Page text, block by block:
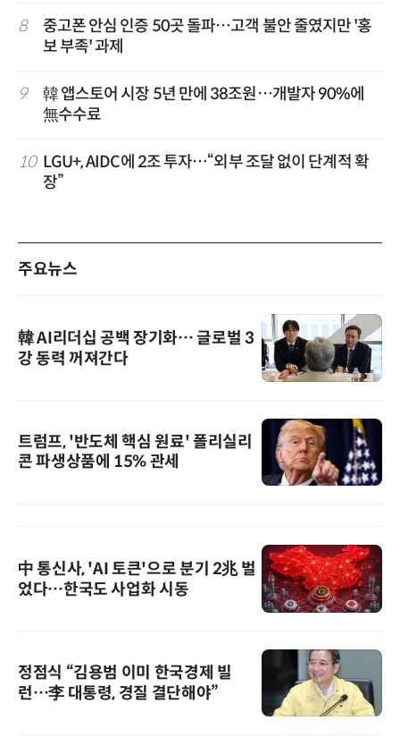
8
중고폰 안심 인증 50곳 돌파…고객 불안 줄였지만 '홍
보 부족' 과제
9
韓 앱스토어 시장 5년 만에 38조원…개발자 90%에
無수수료
10 LGU+, AIDC에 2조 투자…“외부 조달 없이 단계적 확
장”
주요뉴스
韓 AI리더십 공백 장기화… 글로벌 3
강 동력 꺼져간다
트럼프, '반도체 핵심 원료' 폴리실리
콘 파생상품에 15% 관세
中 통신사, 'AI 토큰'으로 분기 2兆 벌
었다…한국도 사업화 시동
정점식 “김용범 이미 한국경제 빌
런…李 대통령, 경질 결단해야”